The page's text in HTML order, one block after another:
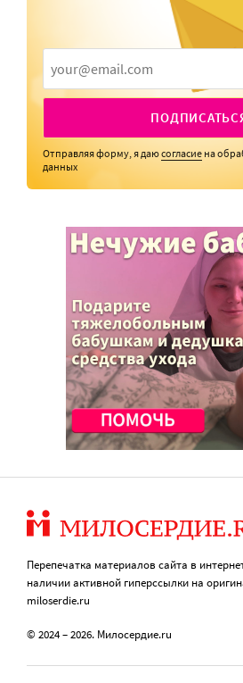
Отправляя форму, я даюсогласие на
данных
Перепечатка материалов сайта в
наличии активной гиперссылки на
miloserdie.ru
© 2024 – 2026. Милосердие.ru